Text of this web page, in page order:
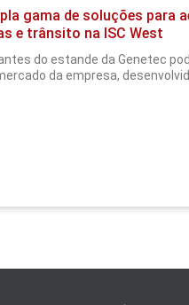
gama de soluções
e trânsito na ISC West
do estande da Genetec
da empresa,